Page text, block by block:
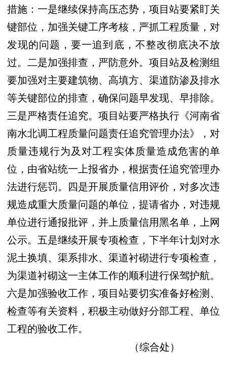
措施：一是继续保持高压态势，项目站要紧盯关
键部位，加强关键工序考核，严抓工程质量，对
发现的问题，要一追到底，不整改彻底决不放
过。二是加强排查，严防意外。项目站及检测组
要加强对主要建筑物、高填方、渠道防渗及排水
等关键部位的排查，确保问题早发现、早排除。
三是严格责任追究。项目站要严格执行《河南省
南水北调工程质量问题责任追究管理办法》，对
质量违规行为及对工程实体质量造成危害的单
位，由省站统一上报省办，根据责任追究管理办
法进行惩罚。四是开展质量信用评价，对多次违
规造成重大质量问题的单位，提请省办，对违规
单位进行通报批评，并上质量信用黑名单，上网
公示。五是继续开展专项检查，下半年计划对水
泥土换填、渠系排水、渠道衬砌进行专项检查，
为渠道衬砌这一主体工作的顺利进行保驾护航。
六是加强验收工作，项目站要切实准备好检测、
检查等有关资料，积极主动做好分部工程、单位
工程的验收工作。
（综合处）